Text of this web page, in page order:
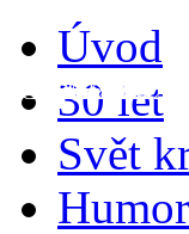
Úvod
30 let
Svět
Září 2022
Srpen 2022
Červenec 2022
Červen 2022
Květen 2022
Duben 2022
Březen 2022
Únor 2022
Leden 2022
Ročník 2021